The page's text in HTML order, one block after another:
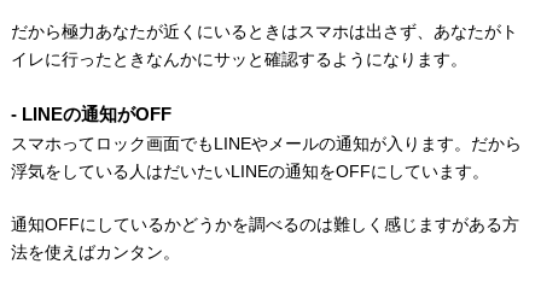
だから極力あなたが近くにいるときはスマホは出さず、あなたがト
イレに行ったときなんかにサッと確認するようになります。
LINEの通知がOFF
スマホってロック画面でもLINEやメールの通知が入ります。だから
浮気をしている人はだいたいLINEの通知をOFFにしています。
通知OFFにしているかどうかを調べるのは難しく感じますがある方
法を使えばカンタン。